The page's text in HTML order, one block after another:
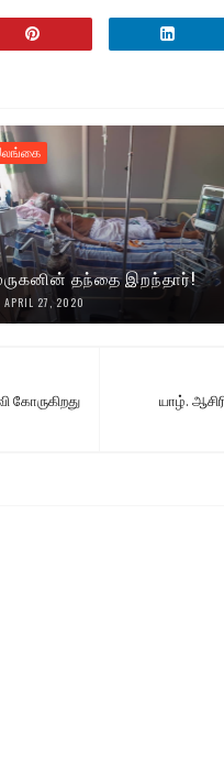
தந்தை இறந்தார்!
APRIL 27, 2020
யாழ்.